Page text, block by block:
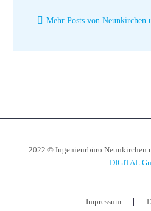
Mehr Posts von Neunkirchen
2022 © Ingenieurbüro Neunkirchen
DIGITAL
Impressum